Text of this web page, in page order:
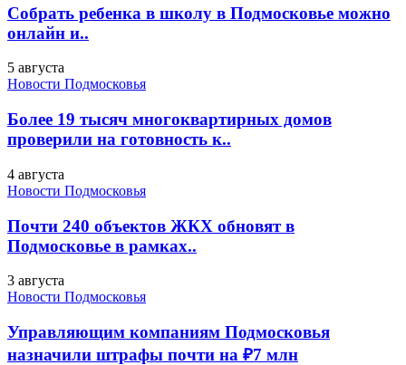
Собрать ребенка в школу в Подмосковье можно
онлайн и..
5 августа
Новости Подмосковья
Более 19 тысяч многоквартирных домов
проверили на готовность к..
4 августа
Новости Подмосковья
Почти 240 объектов ЖКХ обновят в
Подмосковье в рамках..
3 августа
Новости Подмосковья
Управляющим компаниям Подмосковья
назначили штрафы почти на ₽7 млн